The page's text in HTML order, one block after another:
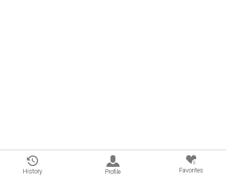
History Profile
0
Favorites